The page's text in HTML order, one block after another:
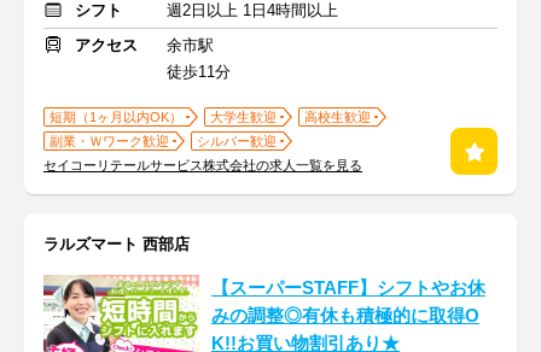
シフト
週2日以上 1日4時間以上
アクセス
余市駅
徒歩11分
短期（1ヶ月以内OK） 大学生歓迎
高校生歓迎
副業・Ｗワーク歓迎
シルバー歓迎
セイコーリテールサービス株式会社の求人一覧を見る
ラルズマート 西部店
【スーパーSTAFF】シフトやお休
みの調整◎有休も積極的に取得O
K!!お買い物割引あり★